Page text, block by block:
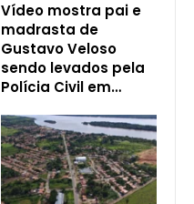
Vídeo mostra pai e
madrasta de
Gustavo Veloso
sendo levados pela
Polícia Civil em…